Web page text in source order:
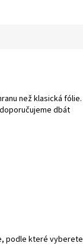
než klasická fólie.
dbát
podle které vyberete